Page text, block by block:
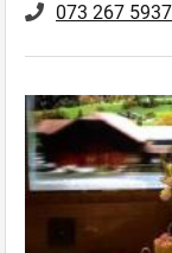
073 267 5937